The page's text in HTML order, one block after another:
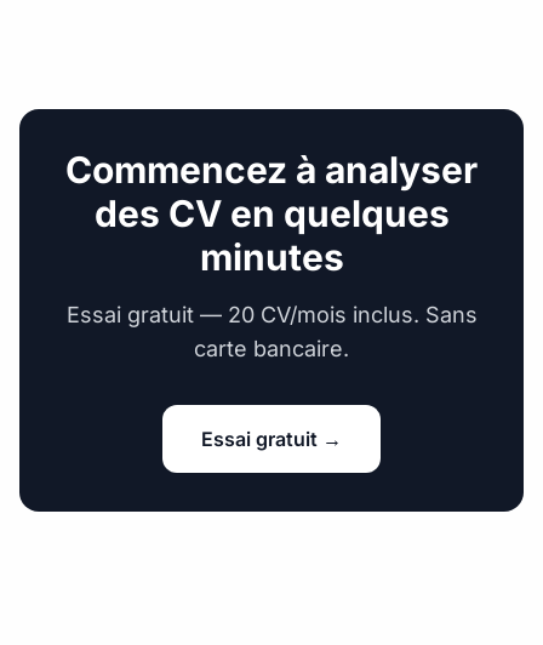
Commencez à analyser
des CV en quelques
minutes
Essai gratuit — 20 CV/mois inclus. Sans
carte bancaire.
Essai gratuit →